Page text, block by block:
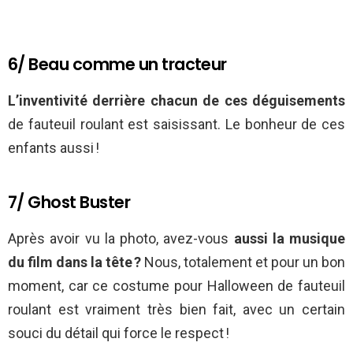
6/ Beau comme un tracteur
L’inventivité derrière chacun de ces déguisements
de fauteuil roulant est saisissant. Le bonheur de ces
enfants aussi !
7/ Ghost Buster
Après avoir vu la photo, avez-vous aussi la musique
du film dans la tête ? Nous, totalement et pour un bon
moment, car ce costume pour Halloween de fauteuil
roulant est vraiment très bien fait, avec un certain
souci du détail qui force le respect !